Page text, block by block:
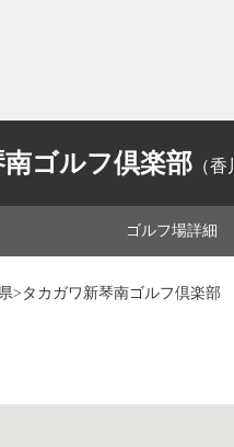
ゴルフ倶楽部 （
ゴルフ場詳細
>タカガワ新琴南ゴルフ倶楽部